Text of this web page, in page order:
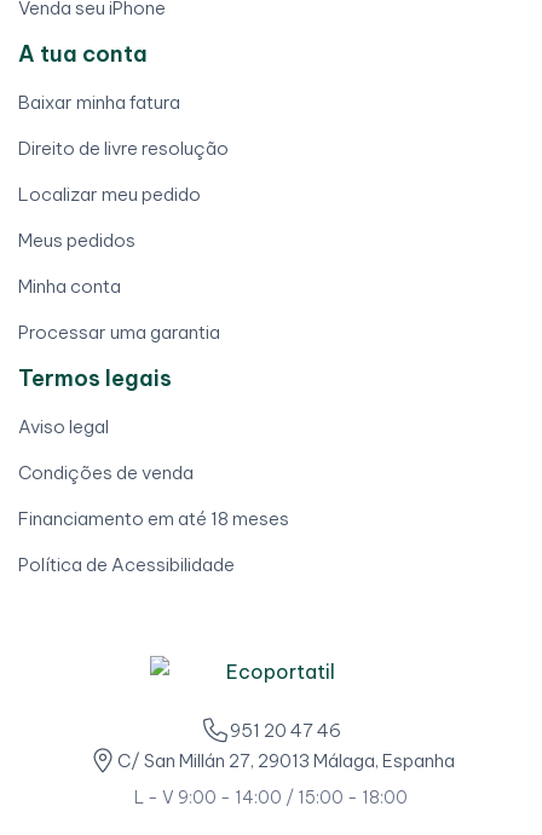
Venda seu iPhone
A tua conta
Baixar minha fatura
Direito de livre resolução
Localizar meu pedido
Meus pedidos
Minha conta
Processar uma garantia
Termos legais
Aviso legal
Condições de venda
Financiamento em até 18 meses
Política de Acessibilidade
951 20 47 46
C/ San Millán 27, 29013 Málaga, Espanha
L - V 9:00 - 14:00 / 15:00 - 18:00